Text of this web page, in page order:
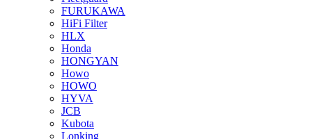
FURUKAWA
HiFi Filter
HLX
Honda
HONGYAN
Howo
HOWO
HYVA
JCB
Kubota
Lonking